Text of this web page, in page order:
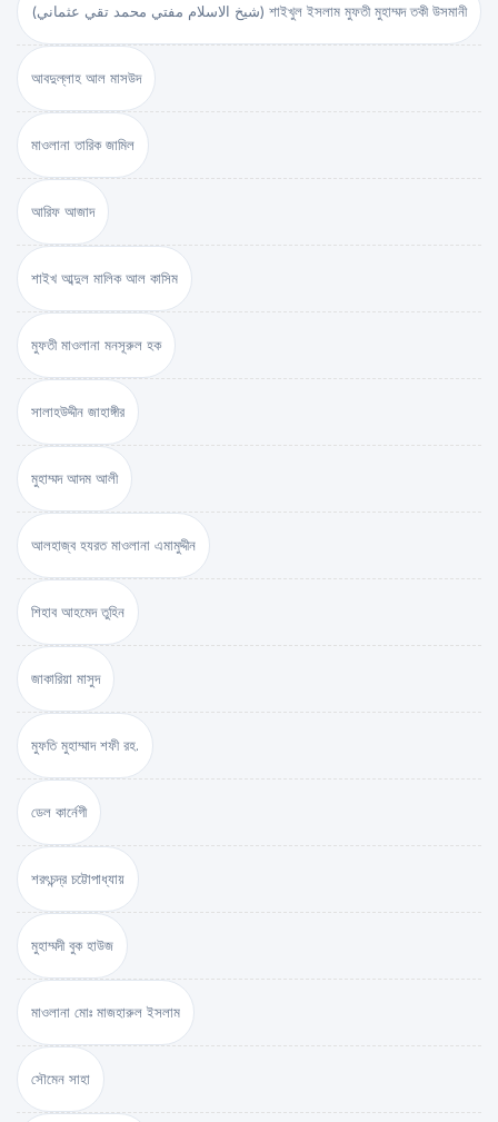
(شيخ الاسلام مفتي محمد تقي عثماني) শাইখুল ইসলাম মুফতী মুহাম্মদ তকী উসমানী
আবদুল্লাহ আল মাসউদ
মাওলানা তারিক জামিল
আরিফ আজাদ
শাইখ আব্দুল মালিক আল কাসিম
মুফতী মাওলানা মনসূরুল হক
সালাহউদ্দীন জাহাঙ্গীর
মুহাম্মদ আদম আলী
আলহাজ্ব হযরত মাওলানা এমামুদ্দীন
শিহাব আহমেদ তুহিন
জাকারিয়া মাসুদ
মুফতি মুহাম্মাদ শফী রহ.
ডেল কার্নেগী
শরৎচন্দ্র চট্টোপাধ্যায়
মুহাম্মদী বুক হাউজ
মাওলানা মোঃ মাজহারুল ইসলাম
সৌমেন সাহা